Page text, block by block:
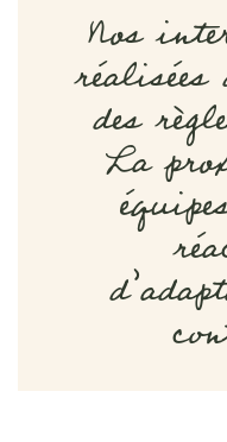
Nos
des
La